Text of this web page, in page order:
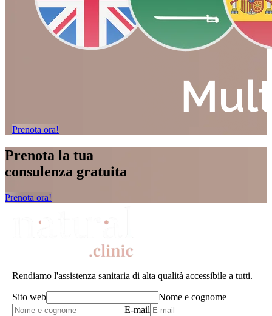
Prenota ora!
Prenota la tua
consulenza gratuita
Prenota ora!
Rendiamo l'assistenza sanitaria di alta qualità accessibile a tutti.
Sito web
Nome e cognome
E-mail